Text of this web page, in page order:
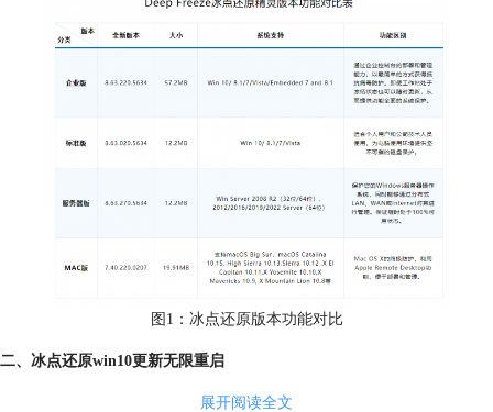
图1：冰点还原版本功能对比
二、冰点还原win10更新无限重启
展开阅读全文